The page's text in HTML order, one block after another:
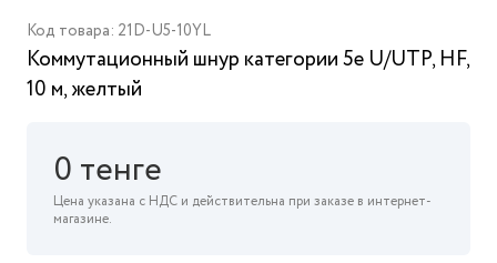
Код товара: 21D-U5-10YL
Коммутационный шнур категории 5e U/UTP, HF,
10 м, желтый
0 тенге
Цена указана с НДС и действительна при заказе в интернет-
магазине.